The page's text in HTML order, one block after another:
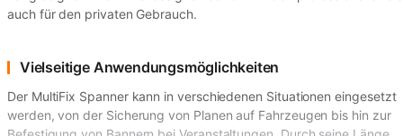
auch für den privaten Gebrauch.
Vielseitige Anwendungsmöglichkeiten
Der MultiFix Spanner kann in verschiedenen Situationen eingesetzt
werden, von der Sicherung von Planen auf Fahrzeugen bis hin zur